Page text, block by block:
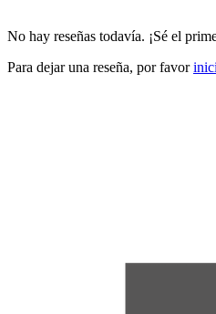
No hay reseñas todavía. ¡Sé el
Para dejar una reseña, por favor